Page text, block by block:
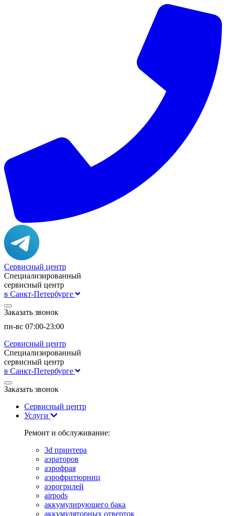
Сервисный центр
Специализированный
сервисный центр
в Санкт-Петербурге
Заказать звонок
пн-вс 07:00-23:00
Сервисный центр
Специализированный
сервисный центр
в Санкт-Петербурге
Заказать звонок
Сервисный центр
Услуги
Ремонт и обслуживание:
3d принтера
аэраторов
аэрофрая
аэрофритюрниц
аэрогрилей
airpods
аккумулирующего бака
аккумуляторных отверток